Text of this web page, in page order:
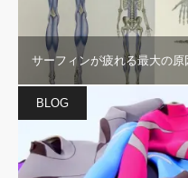
サーフィンが疲れる最大の原
BLOG